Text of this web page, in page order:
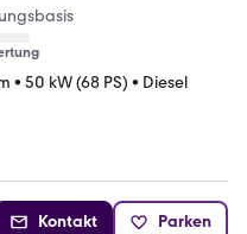
• 50 kW (68 PS) • Diesel
Kontakt Parken